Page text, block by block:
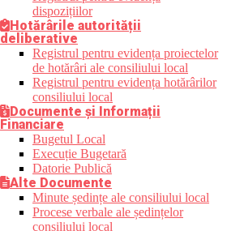
dispozițiilor
Hotărârile autorității
deliberative
Registrul pentru evidența proiectelor
de hotărâri ale consiliului local
Registrul pentru evidența hotărârilor
consiliului local
Documente și Informații
Financiare
Bugetul Local
Execuție Bugetară
Datorie Publică
Alte Documente
Minute ședințe ale consiliului local
Procese verbale ale ședințelor
consiliului local